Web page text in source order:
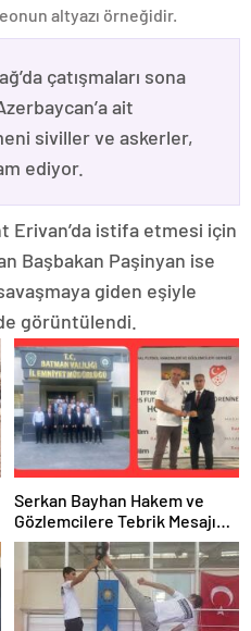
altyazı örneğidir.
çatışmaları sona
ait
siviller ve askerler,
ediyor.
Erivan’da istifa etmesi için
Başbakan Paşinyan ise
giden eşiyle
görüntülendi.
Serkan Bayhan Hakem ve
Gözlemcilere Tebrik Mesajı
Paylaştı